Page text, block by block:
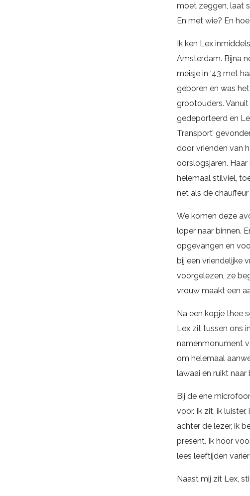
moet zeggen, laat
En met wie? En
Ik ken Lex
Amsterdam. Bijna
meisje in ‘43 met
geboren en was
grootouders.
gedeporteerd en
Transport’
door vrienden van
oorslogsjaren.
helemaal stilviel,
net als de
We komen deze
loper naar binnen.
opgevangen en
bij een vriendelijke
voorgelezen, ze
vrouw maakt een
Na een kopje thee
Lex zit tussen ons
namenmonument
om helemaal
lawaai en ruikt
Bij de ene
voor. Ik zit, ik
achter de lezer, ik
present. Ik hoor
lees leeftijden
Naast mij zit Lex,